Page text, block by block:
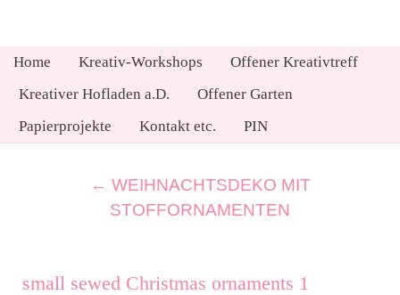
Home Kreativ-Workshops
Offener Kreativtreff
Kreativer Hofladen a.D.
Offener Garten
Papierprojekte
Kontakt etc. PIN
← WEIHNACHTSDEKO MIT
STOFFORNAMENTEN
small sewed Christmas ornaments 1